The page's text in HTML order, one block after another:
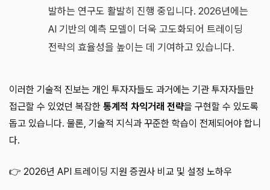
발하는 연구도 활발히 진행 중입니다. 2026년에는
AI 기반의 예측 모델이 더욱 고도화되어 트레이딩
전략의 효율성을 높이는 데 기여하고 있습니다.
이러한 기술적 진보는 개인 투자자들도 과거에는 기관 투자자들만
접근할 수 있었던 복잡한 통계적 차익거래 전략을 구현할 수 있도록
돕고 있습니다. 물론, 기술적 지식과 꾸준한 학습이 전제되어야 합니
다.
👉 2026년 API 트레이딩 지원 증권사 비교 및 설정 노하우